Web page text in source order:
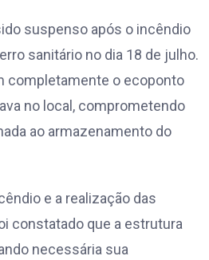
suspenso após o incêndio
sanitário no dia 18 de julho.
completamente o ecoponto
no local, comprometendo
ao armazenamento do
e a realização das
constatado que a estrutura
necessária sua